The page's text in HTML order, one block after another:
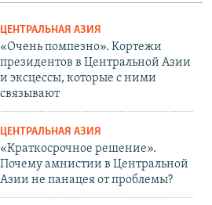
ЦЕНТРАЛЬНАЯ АЗИЯ
«Очень помпезно». Кортежи
президентов в Центральной Азии
и эксцессы, которые с ними
связывают
ЦЕНТРАЛЬНАЯ АЗИЯ
«Краткосрочное решение».
Почему амнистии в Центральной
Азии не панацея от проблемы?